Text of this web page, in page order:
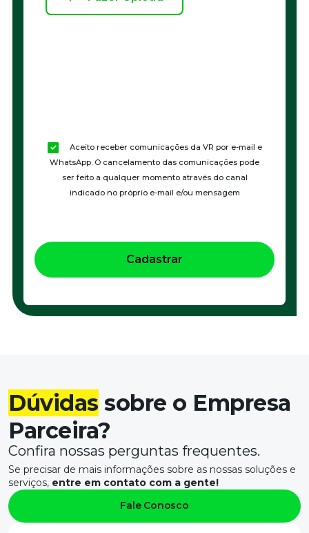
Dúvidas sobre o Empresa
Parceira?
Confira nossas perguntas frequentes.
Se precisar de mais informações sobre as nossas soluções e
serviços, entre em contato com a gente!
Fale Conosco